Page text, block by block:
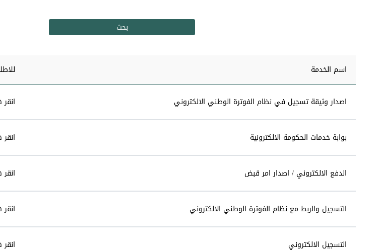
اسم الخدمة
اصدار وثيقة تسجيل في نظام الفوترة الوطني الالكتروني انقر
بوابة خدمات الحكومة الالكترونية انقر
الدفع الالكتروني / اصدار امر قبض انقر
التسجيل والربط مع نظام الفوترة الوطني الالكتروني انقر
التسجيل الالكتروني انقر